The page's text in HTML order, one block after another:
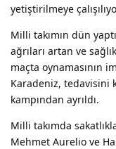
yetiştirilmeye
Milli takımın dün
ağrıları artan ve
maçta oynamasının
Karadeniz, tedavisini
kampından ayrıldı.
Milli takımda
Mehmet Aurelio ve